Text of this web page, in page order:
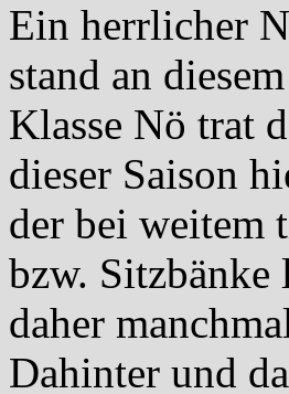
Ein herrlicher
stand an
Klasse Nö trat
dieser Saison
der bei weitem
bzw. Sitzbänke
daher
Dahinter und